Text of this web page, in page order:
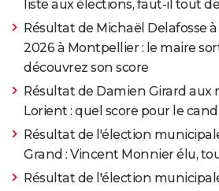
liste aux élections, faut-il tout
Résultat de Michaël Delafosse
2026 à Montpellier : le maire
découvrez son score
Résultat de Damien Girard aux
Lorient : quel score pour le
Résultat de l'élection
Grand : Vincent Monnier élu,
Résultat de l'élection